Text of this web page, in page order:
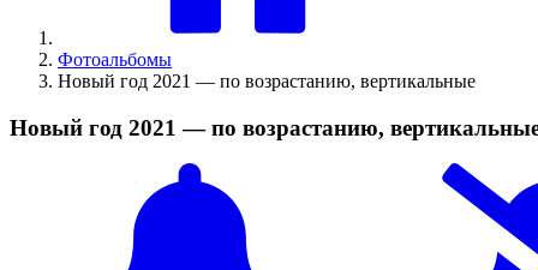
Фотоальбомы
Новый год 2021 — по возрастанию, вертикальные
Новый год 2021 — по возрастанию,